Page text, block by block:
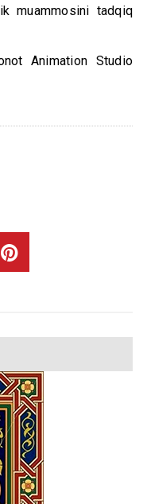
muammosini tadqiq
Animation Studio